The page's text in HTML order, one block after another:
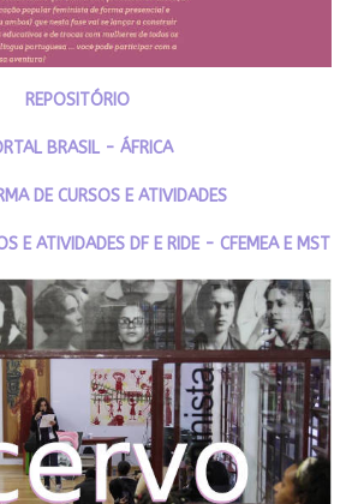
REPOSITÓRIO
BRASIL - ÁFRICA
DE CURSOS E ATIVIDADES
E ATIVIDADES DF E RIDE - CFEMEA E MST